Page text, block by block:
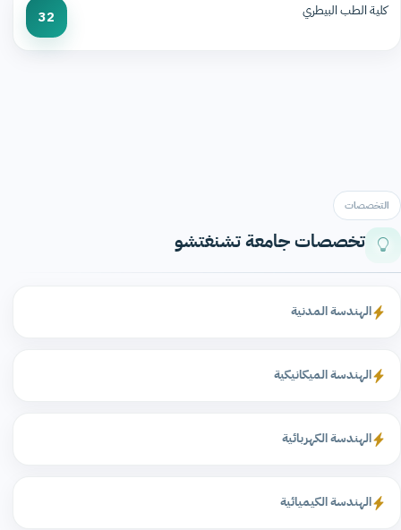
كلية الطب البيطري 32
التخصصات
تخصصات جامعة تشنغتشو
الهندسة المدنية
الهندسة الميكانيكية
الهندسة الكهربائية
الهندسة الكيميائية